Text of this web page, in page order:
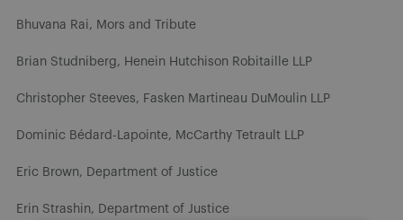
Bhuvana Rai, Mors and Tribute
Brian Studniberg, Henein Hutchison Robitaille LLP
Christopher Steeves, Fasken Martineau DuMoulin LLP
Dominic Bédard-Lapointe, McCarthy Tetrault LLP
Eric Brown, Department of Justice
Erin Strashin, Department of Justice